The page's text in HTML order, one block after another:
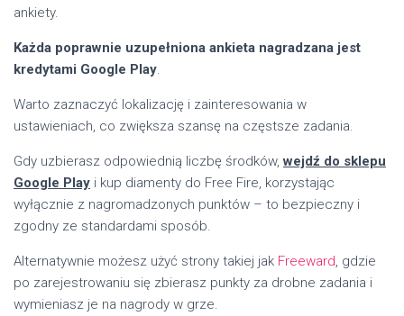
ankiety.
Każda poprawnie uzupełniona ankieta nagradzana jest
kredytami Google Play.
Warto zaznaczyć lokalizację i zainteresowania w
ustawieniach, co zwiększa szansę na częstsze zadania.
Gdy uzbierasz odpowiednią liczbę środków,wejdź do sklepu
Google Play i kup diamenty do Free Fire, korzystając
wyłącznie z nagromadzonych punktów – to bezpieczny i
zgodny ze standardami sposób.
Alternatywnie możesz użyć strony takiej jak Freeward, gdzie
po zarejestrowaniu się zbierasz punkty za drobne zadania i
wymieniasz je na nagrody w grze.